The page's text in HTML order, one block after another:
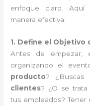
enfoque claro.
manera efectiva:
1. Define el Objetivo
Antes de empezar,
organizando el
producto? ¿Buscas
clientes? ¿O se
tus empleados?